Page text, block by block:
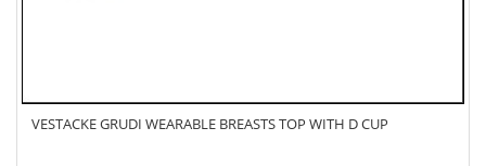
VESTACKE GRUDI WEARABLE BREASTS TOP WITH D CUP